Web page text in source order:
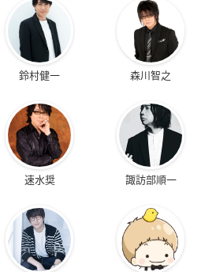
鈴村健一 森川智之
速水奨 諏訪部順一